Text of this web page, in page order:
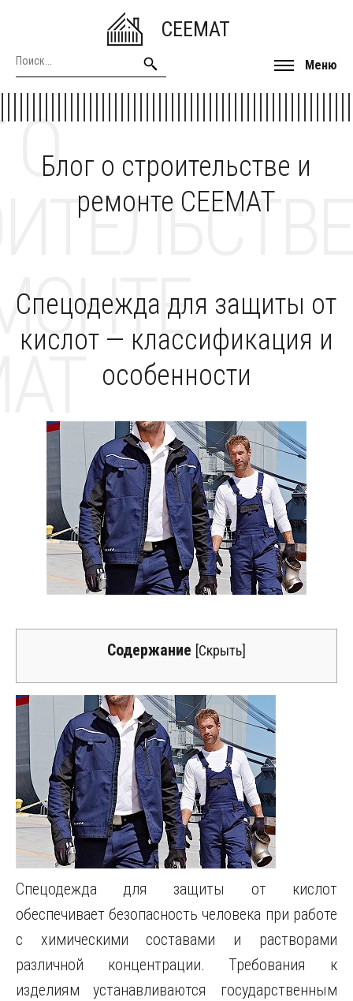
CEEMAT
Меню
Блог о строительстве и
ремонте CEEMAT
О
Спецодежда для защиты от
кислот — классификация и
особенности
Содержание [Скрыть]
Спецодежда для защиты от кислот
обеспечивает безопасность человека при работе
с химическими составами и растворами
различной концентрации. Требования к
изделиям устанавливаются государственным